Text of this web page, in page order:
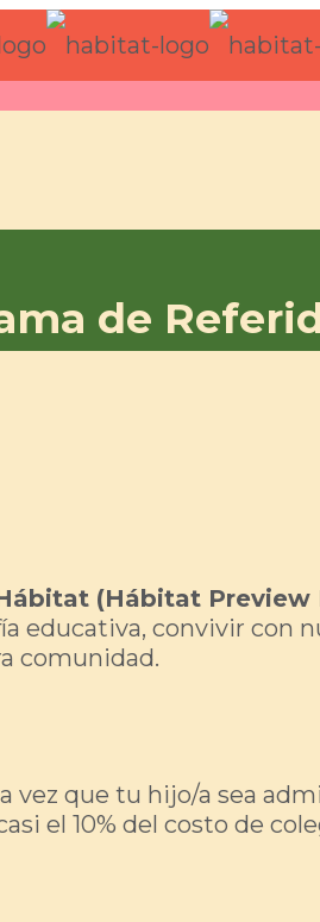
de
(Hábitat Preview
educativa, convivir con
comunidad.
vez que tu hijo/a sea
el 10% del costo de